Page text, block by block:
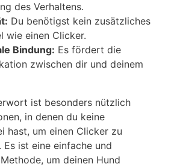
des Verhaltens.
Du benötigst kein zusätzliches
wie einen Clicker.
Bindung: Es fördert die
zwischen dir und deinem
ist besonders nützlich
in denen du keine
hast, um einen Clicker zu
Es ist eine einfache und
um deinen Hund